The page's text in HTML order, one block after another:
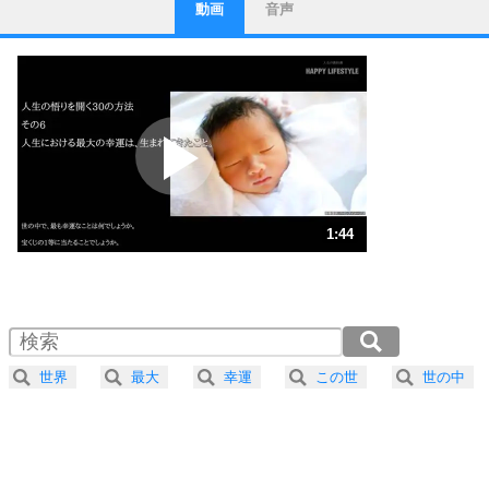
1
ストレス対策
他人と比べない。
いっそのこと、他人を見ない。
いらいらしない人になる30の方法
プラス思考
ポジティブになれない原因は、行動しないから。
ポジティブ思考になる30の方法
ストレス対策
人生、なんとかなるもの。
気楽に生きる30の方法
4 器の大きい人は、怒りを優しさで表現する。
プラス思考
動画 音声
1:44
2.0倍速 （206KB 52秒）
2.5倍速 （165KB 41秒）
3.0倍速 （137KB 34秒）
世界 最大 幸運 この世 世の中